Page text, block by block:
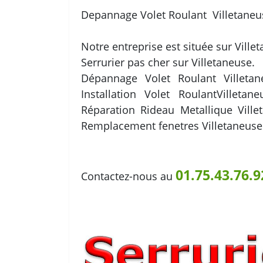
Depannage Volet Roulant
Notre entreprise est située sur
Serrurier pas cher sur Villetaneuse.
Dépannage Volet Roulant
Installation Volet
Réparation Rideau Metallique
Remplacement fenetres
Contactez-nous au